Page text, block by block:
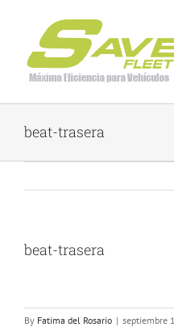
content
beat-trasera
beat-trasera
By Fatima del Rosario | septiembre